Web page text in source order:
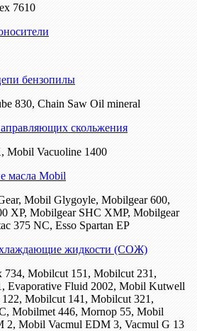
7610
бензопилы
830, Chain Saw Oil mineral
скольжения
Mobil Vacuoline 1400
масла Mobil
Mobil Glygoyle, Mobilgear 600,
XP, Mobilgear SHC XMP, Mobilgear
375 NC, Esso Spartan EP
жидкости (СОЖ)
734, Mobilcut 151, Mobilcut 231,
Evaporative Fluid 2002, Mobil Kutwell
Mobilcut 141, Mobilcut 321,
Mobilmet 446, Mornop 55, Mobil
2, Mobil Vacmul EDM 3, Vacmul G 13